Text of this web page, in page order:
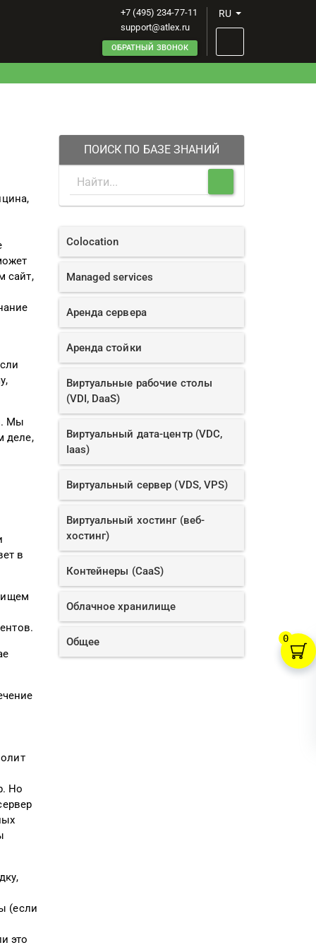
+7 (495) 234-77-11
support@atlex.ru
ОБРАТНЫЙ ЗВОНОК
RU
сайт,
Мы
деле,
в
ищем
Но
(если
это
ПОИСК ПО БАЗЕ ЗНАНИЙ
Colocation
Managed services
Аренда сервера
Аренда стойки
Виртуальные рабочие столы
(VDI, DaaS)
Виртуальный дата-центр (VDC,
Iaas)
Виртуальный сервер (VDS, VPS)
Виртуальный хостинг (веб-
хостинг)
Контейнеры (CaaS)
Облачное хранилище
Общее 0